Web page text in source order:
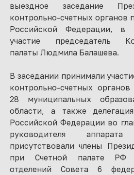
выездное заседание
контрольно-счетных органов
Российской Федерации, в
участие председатель
палаты Людмила Балашева.
В заседании принимали
контрольно-счетных
28 муниципальных
области, а также
Российской Федерации во
руководителя аппарата
присутствовали члены
при Счетной палате РФ
отделений Совета 6